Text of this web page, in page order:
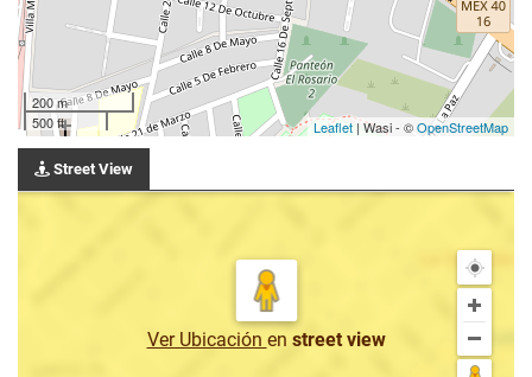
200 m
500 ft
Leaflet | Wasi - ©OpenStreetMap
Street View
Ver Ubicación en street view